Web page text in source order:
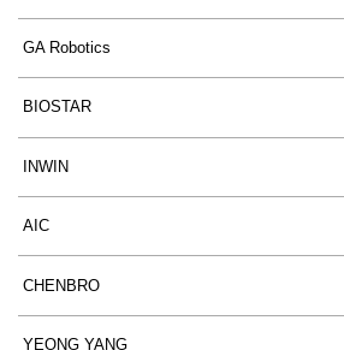
GA Robotics
BIOSTAR
INWIN
AIC
CHENBRO
YEONG YANG